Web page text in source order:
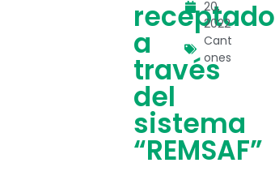
receptado
a
través
del
sistema
“REMSAF”
20,
2022
Cant
ones